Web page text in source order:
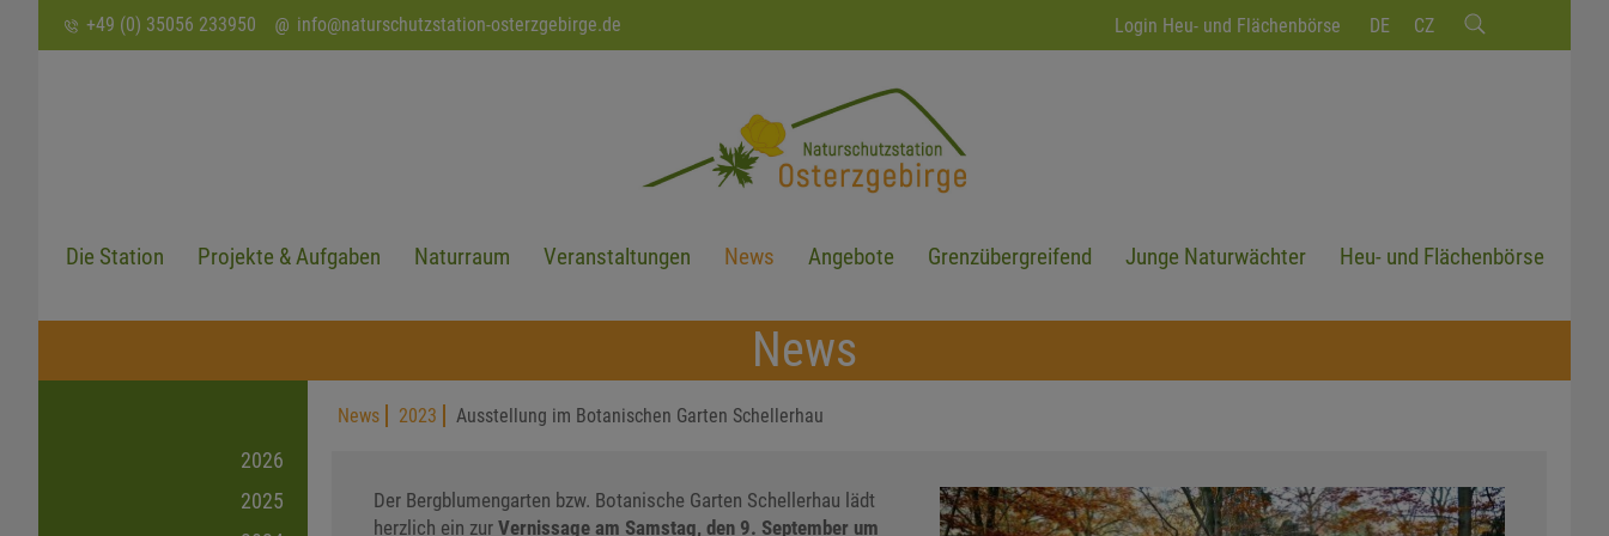
+49 (0) 35056 233950 info@naturschutzstation-osterzgebirge.de Login Heu- und Flächenbörse DE CZ
SUCHEN
Die Station Projekte & Aufgaben Naturraum Veranstaltungen News Angebote Grenzübergreifend Junge Naturwächter Heu- und Flächenbörse
News
2026
2025
News 2023 Ausstellung im Botanischen Garten Schellerhau
Der Bergblumengarten bzw. Botanische Garten Schellerhau lädt
herzlich ein zur Vernissage am Samstag, den 9. September um